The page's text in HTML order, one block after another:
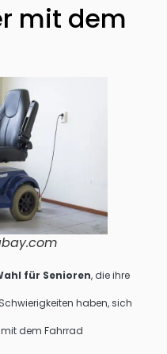
mit dem
für Senioren, die ihre
haben, sich
dem Fahrrad